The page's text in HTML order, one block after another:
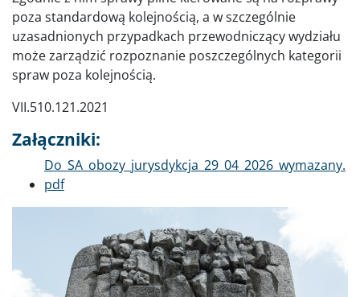
poza standardową kolejnością, a w szczególnie
uzasadnionych przypadkach przewodniczący wydziału
może zarządzić rozpoznanie poszczególnych kategorii
spraw poza kolejnością.
VII.510.121.2021
Załączniki:
Dokument
Do_SA_obozy_jurysdykcja_29_04_2026_wymazany.
pdf